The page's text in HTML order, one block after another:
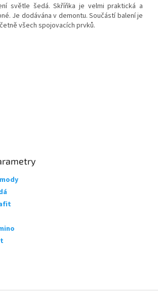
světle šedá. Skříňka je velmi praktická a
Je dodávána v demontu. Součástí balení je
všech spojovacích prvků.